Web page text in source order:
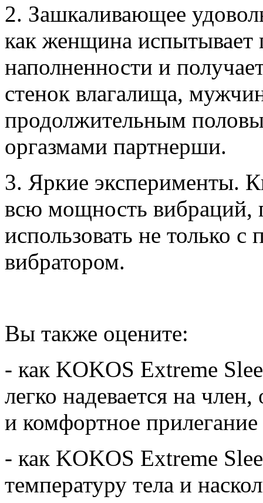
2. Зашкаливающее
как женщина испытывает
наполненности и
стенок влагалища,
продолжительным
оргазмами партнерши.
3. Яркие эксперименты.
всю мощность вибраций,
использовать не только
вибратором.
Вы также оцените:
- как KOKOS Extreme
легко надевается на
и комфортное прилегание
- как KOKOS Extreme
температуру тела и